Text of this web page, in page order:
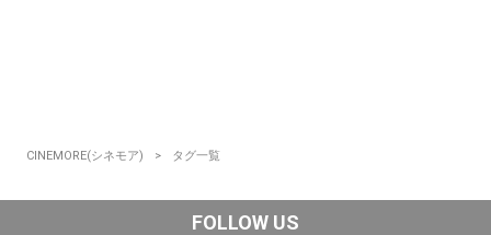
CINEMORE(シネモア) タグ一覧
FOLLOW US